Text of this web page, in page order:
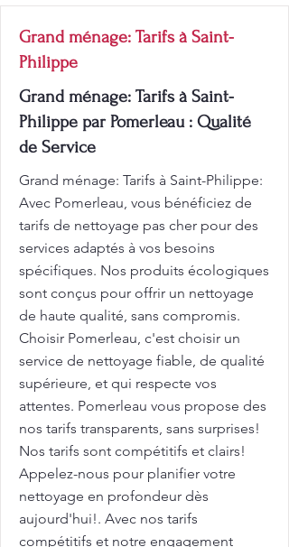
Grand ménage: Tarifs à Saint-
Philippe
Grand ménage: Tarifs à Saint-
Philippe par Pomerleau : Qualité
de Service
Grand ménage: Tarifs à Saint-Philippe:
Avec Pomerleau, vous bénéficiez de
tarifs de nettoyage pas cher pour des
services adaptés à vos besoins
spécifiques. Nos produits écologiques
sont conçus pour offrir un nettoyage
de haute qualité, sans compromis.
Choisir Pomerleau, c'est choisir un
service de nettoyage fiable, de qualité
supérieure, et qui respecte vos
attentes. Pomerleau vous propose des
nos tarifs transparents, sans surprises!
Nos tarifs sont compétitifs et clairs!
Appelez-nous pour planifier votre
nettoyage en profondeur dès
aujourd'hui!. Avec nos tarifs
compétitifs et notre engagement